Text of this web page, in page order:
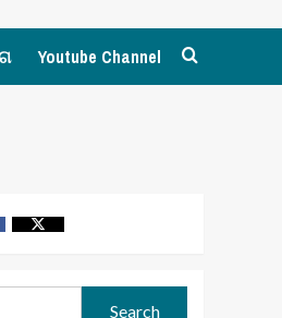
Youtube Channel
Twitter